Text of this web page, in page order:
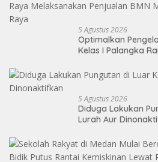
5 Agustus 2026
Optimalkan
Kelas I Palangka
5 Agustus 2026
Diduga Lakukan
Lurah Aur